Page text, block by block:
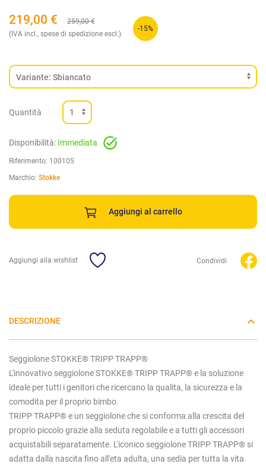
219,00 € 259,00€
(IVA incl., spese di spedizione escl.)
-15%
Quantità
Disponibilità: Immediata
Riferimento: 100105
Marchio: Stokke
Aggiungi al carrello
Aggiungi alla wishlist Condividi
DESCRIZIONE
Seggiolone STOKKE® TRIPP TRAPP®
L'innovativo seggiolone STOKKE® TRIPP TRAPP® e la soluzione
ideale per tutti i genitori che ricercano la qualita, la sicurezza e la
comodita per il proprio bimbo.
TRIPP TRAPP® e un seggiolone che si conforma alla crescita del
proprio piccolo grazie alla seduta regolabile e a tutti gli accessori
acquistabili separatamente. L'iconico seggiolone TRIPP TRAPP® si
adatta dalla nascita fino all'eta adulta, una sedia per tutta la vita.